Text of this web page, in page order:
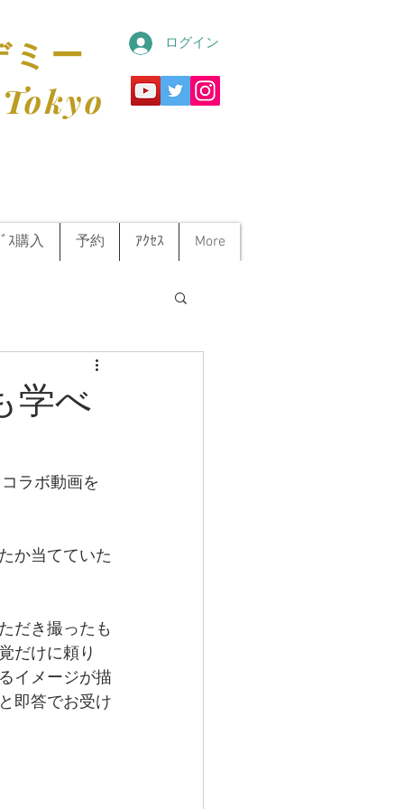
ログイン
ミー
ｽ購入 予約 ｱｸｾｽ More
学べ
ラボ動画を
か当てていた
だき撮ったも
だけに頼り
イメージが描
即答でお受け